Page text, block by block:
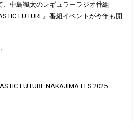
中島颯太のレギュラーラジオ番組
FUTURE』番組イベントが今年も開
FUTURE NAKAJIMA FES 2025